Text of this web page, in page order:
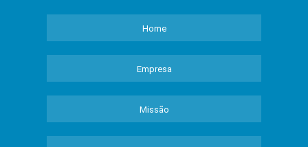
Home
Empresa
Missão